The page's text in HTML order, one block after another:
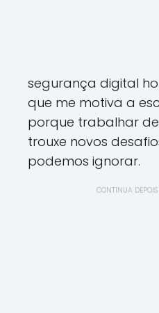
segurança digital
que me motiva a
porque trabalhar
trouxe novos
podemos ignorar.
CONTINUA